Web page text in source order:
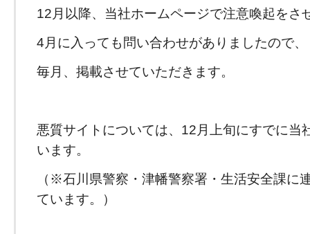
12月以降、当社ホームページで注意喚起をさ
4月に入っても問い合わせがありましたので、
毎月、掲載させていただきます。
悪質サイトについては、12月上旬にすでに当
います。
（※石川県警察・津幡警察署・生活安全課に
ています。）